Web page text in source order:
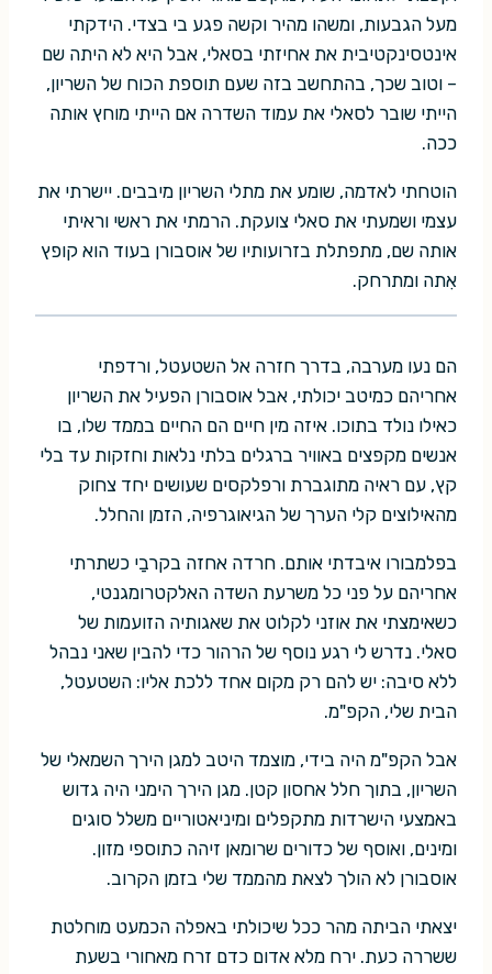
מעל הגבעות, ומשהו מהיר וקשה פגע בי בצדי. הידקתי
אינטסינקטיבית את אחיזתי בסאלי, אבל היא לא היתה שם
– וטוב שכך, בהתחשב בזה שעם תוספת הכוח של השריון,
הייתי שובר לסאלי את עמוד השדרה אם הייתי מוחץ אותה
ככה.
הוטחתי לאדמה, שומע את מתלי השריון מיבבים. יישרתי את
עצמי ושמעתי את סאלי צועקת. הרמתי את ראשי וראיתי
אותה שם, מתפתלת בזרועותיו של אוסבורן בעוד הוא קופץ
אִתה ומתרחק.
הם נעו מערבה, בדרך חזרה אל השטעטל, ורדפתי
אחריהם כמיטב יכולתי, אבל אוסבורן הפעיל את השריון
כאילו נולד בתוכו. איזה מין חיים הם החיים בממד שלו, בו
אנשים מקפצים באוויר ברגלים בלתי נלאות וחזקות עד בלי
קץ, עם ראיה מתוגברת ורפלקסים שעושים יחד צחוק
מהאילוצים קלי הערך של הגיאוגרפיה, הזמן והחלל.
בפלמבורו איבדתי אותם. חרדה אחזה בקרבַי כשתרתי
אחריהם על פני כל משרעת השדה האלקטרומגנטי,
כשאימצתי את אוזני לקלוט את שאגותיה הזועמות של
סאלי. נדרש לי רגע נוסף של הרהור כדי להבין שאני נבהל
ללא סיבה: יש להם רק מקום אחד ללכת אליו: השטעטל,
הבית שלי, הקפ"מ.
אבל הקפ"מ היה בידי, מוצמד היטב למגן הירך השמאלי של
השריון, בתוך חלל אחסון קטן. מגן הירך הימני היה גדוש
באמצעי הישרדות מתקפלים ומיניאטוריים משלל סוגים
ומינים, ואוסף של כדורים שרומאן זיהה כתוספי מזון.
אוסבורן לא הולך לצאת מהממד שלי בזמן הקרוב.
יצאתי הביתה מהר ככל שיכולתי באפלה הכמעט מוחלטת
ששררה כעת. ירח מלא אדום כדם זרח מאחורי בשעת